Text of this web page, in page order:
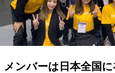
メンバーは日本全国